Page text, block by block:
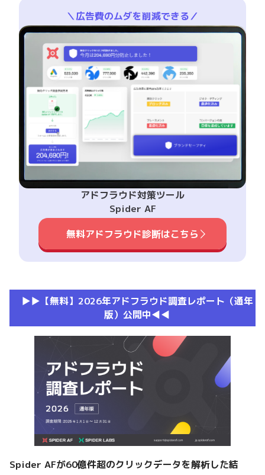
＼広告費のムダを削減できる／
アドフラウド対策ツール
Spider AF
無料アドフラウド診断はこちら
▶︎▶︎【無料】2026年アドフラウド調査レポート（通年
版）公開中◀︎◀︎
Spider AFが60億件超のクリックデータを解析した結